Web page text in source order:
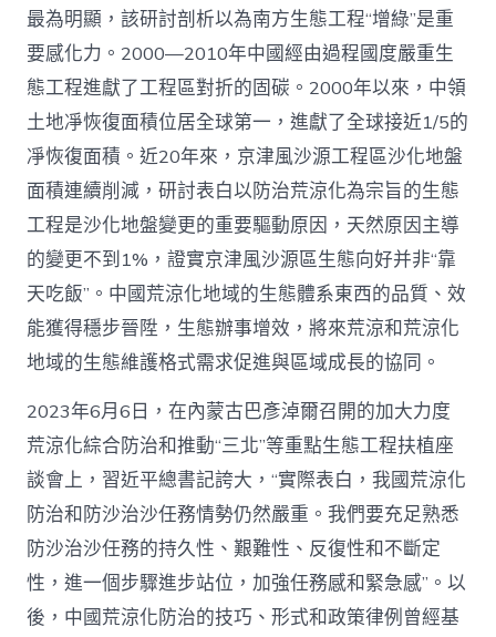
與
將
來
愿
景
_
中
國
網〉
中
最為明顯，該研討剖析以為南方生態工程“增綠”是重
要感化力。2000—2010年中國經由過程國度嚴重生
態工程進獻了工程區對折的固碳。2000年以來，中領
土地凈恢復面積位居全球第一，進獻了全球接近1/5的
凈恢復面積。近20年來，京津風沙源工程區沙化地盤
面積連續削減，研討表白以防治荒涼化為宗旨的生態
工程是沙化地盤變更的重要驅動原因，天然原因主導
的變更不到1%，證實京津風沙源區生態向好并非“靠
天吃飯”。中國荒涼化地域的生態體系東西的品質、效
能獲得穩步晉陞，生態辦事增效，將來荒涼和荒涼化
地域的生態維護格式需求促進與區域成長的協同。
2023年6月6日，在內蒙古巴彥淖爾召開的加大力度
荒涼化綜合防治和推動“三北”等重點生態工程扶植座
談會上，習近平總書記誇大，“實際表白，我國荒涼化
防治和防沙治沙任務情勢仍然嚴重。我們要充足熟悉
防沙治沙任務的持久性、艱難性、反復性和不斷定
性，進一個步驟進步站位，加強任務感和緊急感”。以
後，中國荒涼化防治的技巧、形式和政策律例曾經基